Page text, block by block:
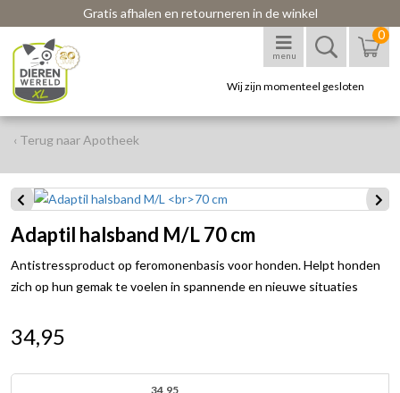
Gratis afhalen en retourneren in de winkel
menu
0
Wij zijn momenteel gesloten
‹ Terug naar Apotheek
Adaptil halsband M/L 70 cm
Antistressproduct op feromonenbasis voor honden. Helpt honden
zich op hun gemak te voelen in spannende en nieuwe situaties
34,95
34,95